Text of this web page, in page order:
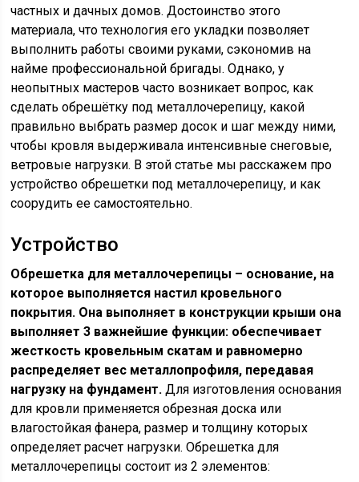
частных и дачных домов. Достоинство этого
материала, что технология его укладки позволяет
выполнить работы своими руками, сэкономив на
найме профессиональной бригады. Однако, у
неопытных мастеров часто возникает вопрос, как
сделать обрешётку под металлочерепицу, какой
правильно выбрать размер досок и шаг между ними,
чтобы кровля выдерживала интенсивные снеговые,
ветровые нагрузки. В этой статье мы расскажем про
устройство обрешетки под металлочерепицу, и как
соорудить ее самостоятельно.
Устройство
Обрешетка для металлочерепицы – основание, на
которое выполняется настил кровельного
покрытия. Она выполняет в конструкции крыши она
выполняет 3 важнейшие функции: обеспечивает
жесткость кровельным скатам и равномерно
распределяет вес металлопрофиля, передавая
нагрузку на фундамент. Для изготовления основания
для кровли применяется обрезная доска или
влагостойкая фанера, размер и толщину которых
определяет расчет нагрузки. Обрешетка для
металлочерепицы состоит из 2 элементов: